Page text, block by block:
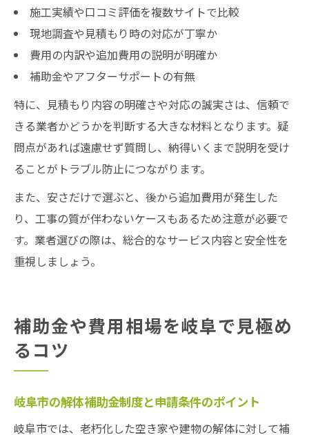
施工実績や口コミ評価を複数サイトで比較
現地調査や見積もり時の対応が丁寧か
費用の内訳や追加費用の説明が明確か
補助金やアフターサポートの有無
特に、見積もり内容の明確さや対応の誠実さは、信頼で
きる業者かどうかを判断する大きな材料となります。疑
問点があれば遠慮せず質問し、納得いくまで説明を受け
ることがトラブル防止につながります。
また、安さだけで選ぶと、後から追加費用が発生した
り、工事の質が伴わないケースもあるため注意が必要で
す。業者選びの際は、総合的なサービス内容と安全性を
重視しましょう。
補助金や費用相場を岐阜で見極め
るコツ
岐阜市の解体補助金制度と申請条件のポイント
岐阜市では、老朽化した空き家や建物の解体に対して補